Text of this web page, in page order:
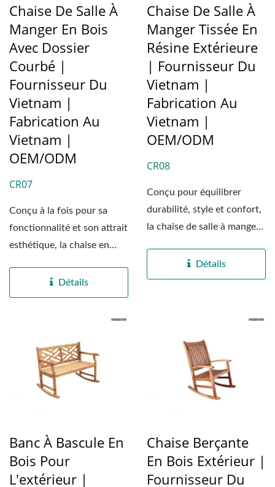
Chaise De Salle À
Manger En Bois
Avec Dossier
Courbé |
Fournisseur Du
Vietnam |
Fabrication Au
Vietnam |
OEM/ODM
CR07
Conçu à la fois pour sa
fonctionnalité et son attrait
esthétique, la chaise en
Détails
Chaise De Salle À
Manger Tissée En
Résine Extérieure
| Fournisseur Du
Vietnam |
Fabrication Au
Vietnam |
OEM/ODM
CR08
Conçu pour équilibrer
durabilité, style et confort,
la chaise de salle à manger
Détails
Banc À Bascule En
Bois Pour
L'extérieur |
Chaise Berçante
En Bois Extérieur |
Fournisseur Du